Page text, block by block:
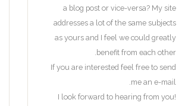
a blog post or vice-versa? My site
addresses a lot of the same subjects
as yours and I feel we could greatly
benefit from each other.
If you are interested feel free to send
me an e-mail.
I look forward to hearing from you!